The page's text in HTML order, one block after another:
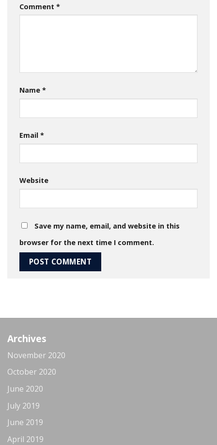
Comment *
Name *
Email *
Website
Save my name, email, and website in this
browser for the next time I comment.
Archives
November 2020
October 2020
June 2020
July 2019
June 2019
April 2019